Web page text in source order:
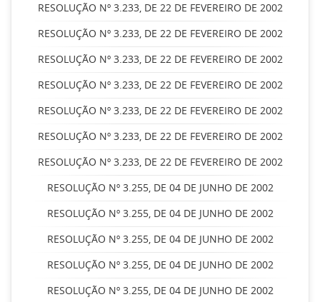
RESOLUÇÃO Nº 3.233, DE 22 DE FEVEREIRO DE 2002
RESOLUÇÃO Nº 3.233, DE 22 DE FEVEREIRO DE 2002
RESOLUÇÃO Nº 3.233, DE 22 DE FEVEREIRO DE 2002
RESOLUÇÃO Nº 3.233, DE 22 DE FEVEREIRO DE 2002
RESOLUÇÃO Nº 3.233, DE 22 DE FEVEREIRO DE 2002
RESOLUÇÃO Nº 3.233, DE 22 DE FEVEREIRO DE 2002
RESOLUÇÃO Nº 3.233, DE 22 DE FEVEREIRO DE 2002
RESOLUÇÃO Nº 3.255, DE 04 DE JUNHO DE 2002
RESOLUÇÃO Nº 3.255, DE 04 DE JUNHO DE 2002
RESOLUÇÃO Nº 3.255, DE 04 DE JUNHO DE 2002
RESOLUÇÃO Nº 3.255, DE 04 DE JUNHO DE 2002
RESOLUÇÃO Nº 3.255, DE 04 DE JUNHO DE 2002